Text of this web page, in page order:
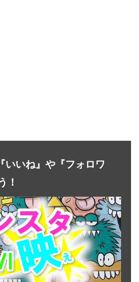
いね』や『フォロワ
！